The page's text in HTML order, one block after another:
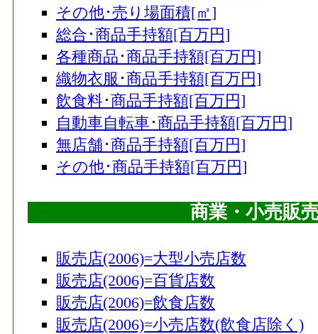
その他･売り場面積[㎡]
総合･商品手持額[百万円]
各種商品･商品手持額[百万円]
織物衣服･商品手持額[百万円]
飲食料･商品手持額[百万円]
自動車自転車･商品手持額[百万円]
無店舗･商品手持額[百万円]
その他･商品手持額[百万円]
商業・小売販
販売店(2006)=大型小売店数
販売店(2006)=百貨店数
販売店(2006)=飲食店数
販売店(2006)=小売店数(飲食店除く)